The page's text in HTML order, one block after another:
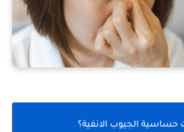
الجيوب الانفية؟